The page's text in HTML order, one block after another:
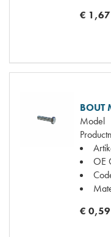
€ 1,67
BOUT
Model
OE
€ 0,59